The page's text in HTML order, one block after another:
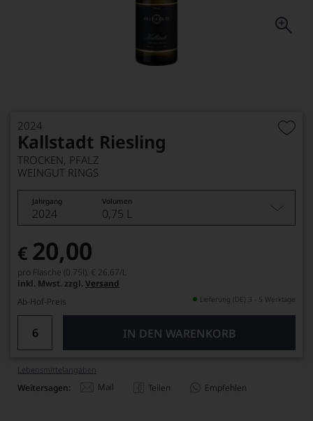
2024
Kallstadt Riesling
TROCKEN, PFALZ
WEINGUT RINGS
Jahrgang Volumen
2024 0,75 L
€ 20,00
pro Flasche (0.75l), € 26,67/L
inkl. Mwst. zzgl. Versand
Ab-Hof-Preis
Lieferung (DE) 3 - 5 Werktage
IN DEN WARENKORB
Lebensmittel­angaben
Weitersagen: Mail Teilen Empfehlen